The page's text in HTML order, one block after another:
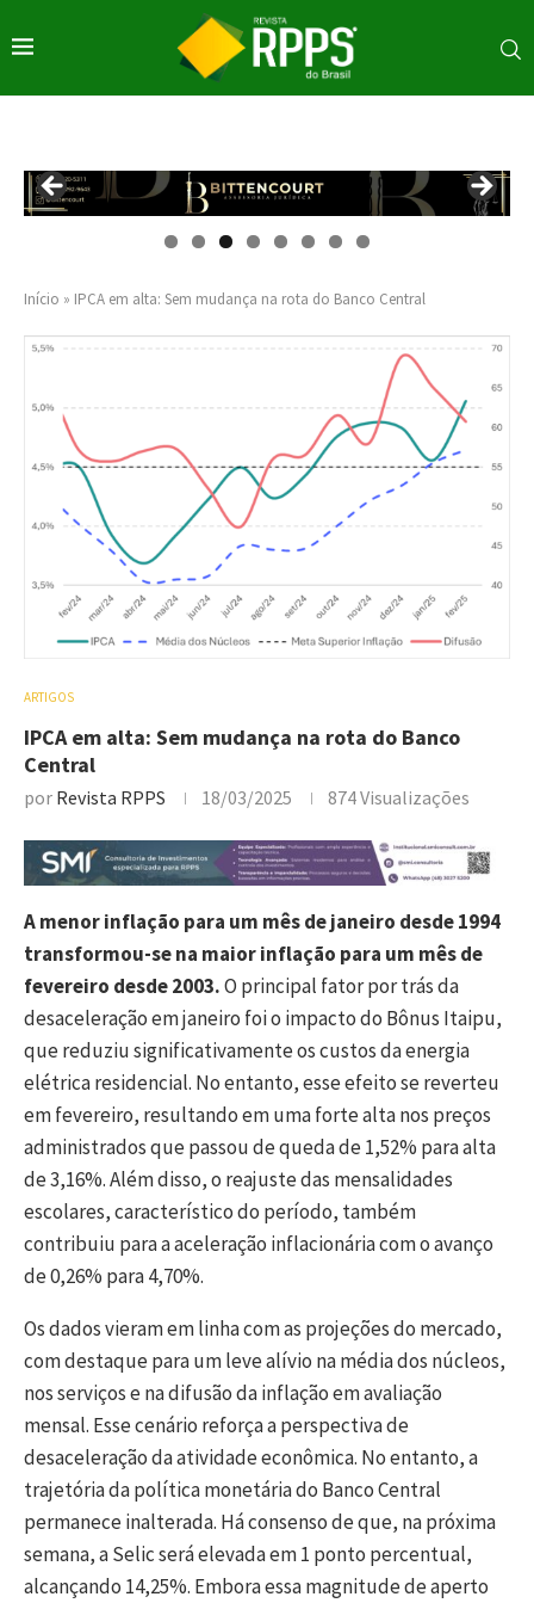
Início » IPCA em alta: Sem mudança na rota do Banco Central
ARTIGOS
IPCA em alta: Sem mudança na rota do Banco
Central
por Revista RPPS 18/03/2025 874Visualizações
A menor inflação para um mês de janeiro desde 1994
transformou-se na maior inflação para um mês de
fevereiro desde 2003.O principal fator por trás da
desaceleração em janeiro foi o impacto do Bônus Itaipu,
que reduziu significativamente os custos da energia
elétrica residencial. No entanto, esse efeito se reverteu
em fevereiro, resultando em uma forte alta nos preços
administrados que passou de queda de 1,52% para alta
de 3,16%. Além disso, o reajuste das mensalidades
escolares, característico do período, também
contribuiu para a aceleração inflacionária com o avanço
de 0,26% para 4,70%.
Os dados vieram em linha com as projeções do mercado,
com destaque para um leve alívio na média dos núcleos,
nos serviços e na difusão da inflação em avaliação
mensal. Esse cenário reforça a perspectiva de
desaceleração da atividade econômica. No entanto, a
trajetória da política monetária do Banco Central
permanece inalterada. Há consenso de que, na próxima
semana, a Selic será elevada em 1 ponto percentual,
alcançando 14,25%. Embora essa magnitude de aperto